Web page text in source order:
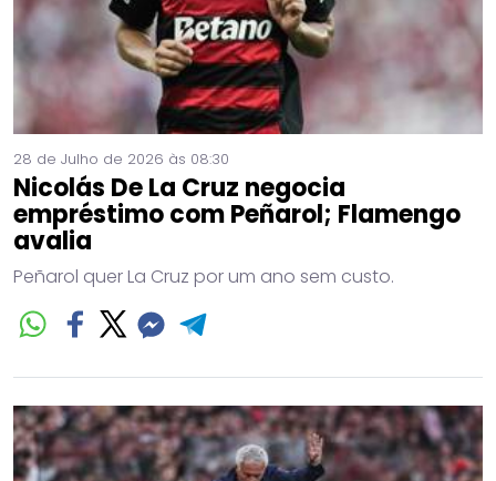
28 de Julho de 2026 às 08:30
Nicolás De La Cruz negocia
empréstimo com Peñarol; Flamengo
avalia
Peñarol quer La Cruz por um ano sem custo.